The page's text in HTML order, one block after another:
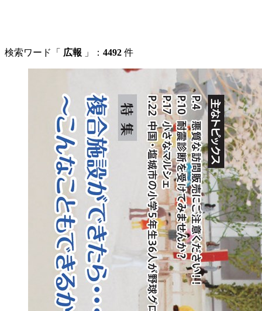
検索ワード「 広報 」： 4492 件